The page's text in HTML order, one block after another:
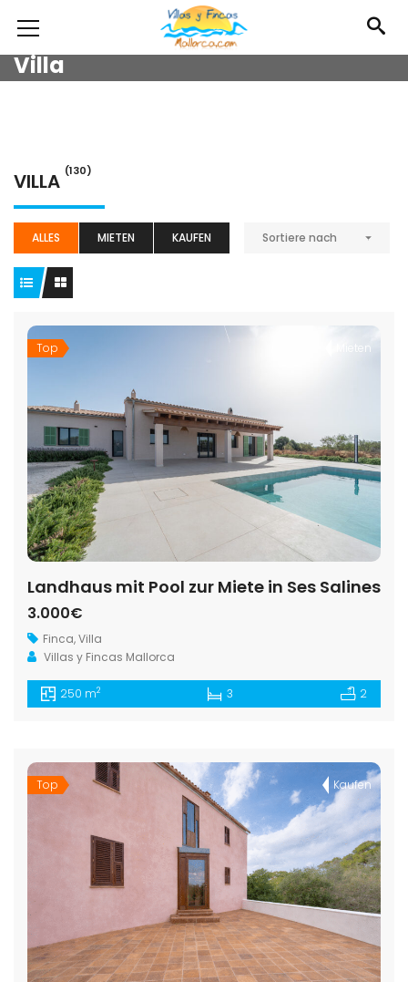
Villa
VILLA (130)
ALLES MIETEN KAUFEN Sortiere nach
Top Mieten
Landhaus mit Pool zur Miete in Ses Salines
3.000€
Finca,Villa
Villas y Fincas Mallorca
250 m2 3 2
Top Kaufen